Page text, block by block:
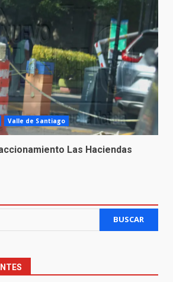
Valle de Santiago
Las Haciendas
BUSCAR